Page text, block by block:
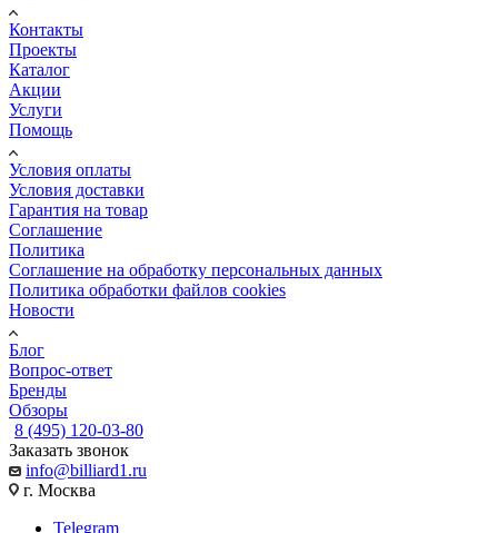
Контакты
Проекты
Каталог
Акции
Услуги
Помощь
Условия оплаты
Условия доставки
Гарантия на товар
Соглашение
Политика
Соглашение на обработку персональных данных
Политика обработки файлов cookies
Новости
Блог
Вопрос-ответ
Бренды
Обзоры
8 (495) 120-03-80
Заказать звонок
info@billiard1.ru
г. Москва
Telegram